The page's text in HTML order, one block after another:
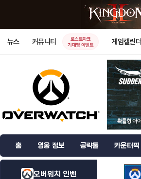
뉴스 커뮤니티
로스트아크
기대평 이벤트
게임캘린더
홈 영웅 정보 공략툴 카운터픽
오버워치 인벤